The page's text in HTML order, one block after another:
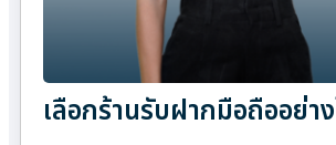
เลือกร้านรับฝากมือถืออย่า